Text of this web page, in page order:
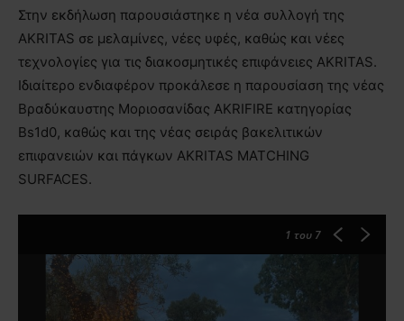
Στην εκδήλωση παρουσιάστηκε η νέα συλλογή της
AKRITAS σε μελαμίνες, νέες υφές, καθώς και νέες
τεχνολογίες για τις διακοσμητικές επιφάνειες AKRITAS.
Ιδιαίτερο ενδιαφέρον προκάλεσε η παρουσίαση της νέας
Βραδύκαυστης Μοριοσανίδας AKRIFIRE κατηγορίας
Bs1d0, καθώς και της νέας σειράς βακελιτικών
επιφανειών και πάγκων AKRITAS MATCHING
SURFACES.
1 του 7